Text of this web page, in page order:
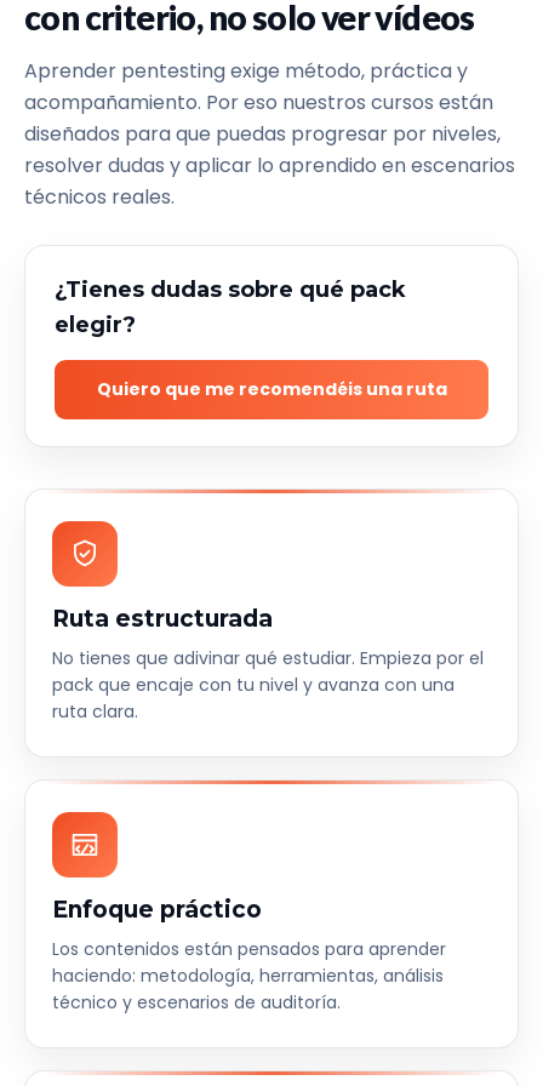
con criterio, no solo ver vídeos
Aprender pentesting exige método, práctica y
acompañamiento. Por eso nuestros cursos están
diseñados para que puedas progresar por niveles,
resolver dudas y aplicar lo aprendido en escenarios
técnicos reales.
¿Tienes dudas sobre qué pack
elegir?
Quiero que me recomendéis una ruta
Ruta estructurada
No tienes que adivinar qué estudiar. Empieza por el
pack que encaje con tu nivel y avanza con una
ruta clara.
Enfoque práctico
Los contenidos están pensados para aprender
haciendo: metodología, herramientas, análisis
técnico y escenarios de auditoría.